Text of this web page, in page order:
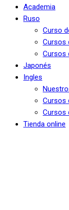
Academia
Ruso
Curso
Cursos
Cursos
Japonés
Ingles
Cursos
Cursos
Tienda online